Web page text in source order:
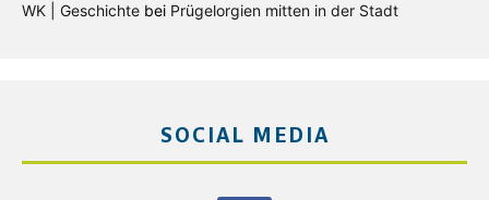
WK | Geschichte bei Prügelorgien mitten in der Stadt
SOCIAL MEDIA